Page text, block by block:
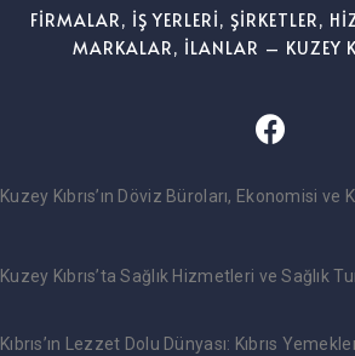
FİRMALAR, İŞ YERLERİ, ŞİRKETLER,
MARKALAR, İLANLAR – KUZEY
Kuzey Kıbrıs’ın Döviz Büroları, Ekonomisi ve
Kuzey Kıbrıs’ta Sağlık Hizmetleri ve Sağlık
Kıbrıs’ın Lezzet Dolu Dünyası: Kıbrıs